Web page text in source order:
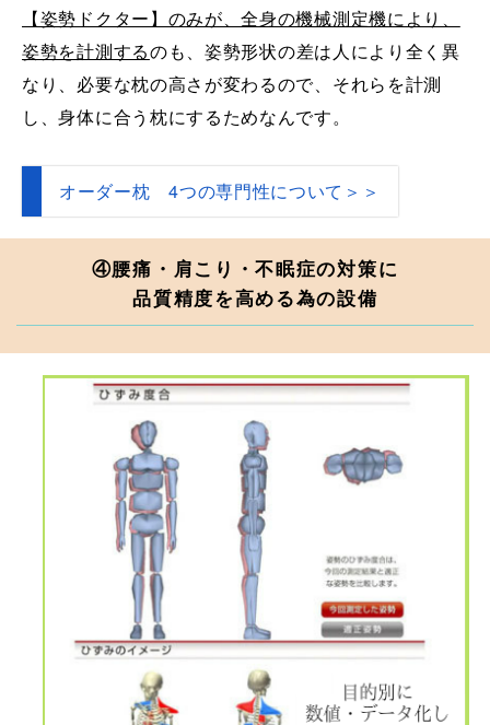
【姿勢ドクター】のみが、全身の機械測定機により、
姿勢を計測するのも、姿勢形状の差は人により全く異
なり、必要な枕の高さが変わるので、それらを計測
し、身体に合う枕にするためなんです。
オーダー枕 4つの専門性について＞＞
④腰痛・肩こり・不眠症の対策に
品質精度を高める為の設備